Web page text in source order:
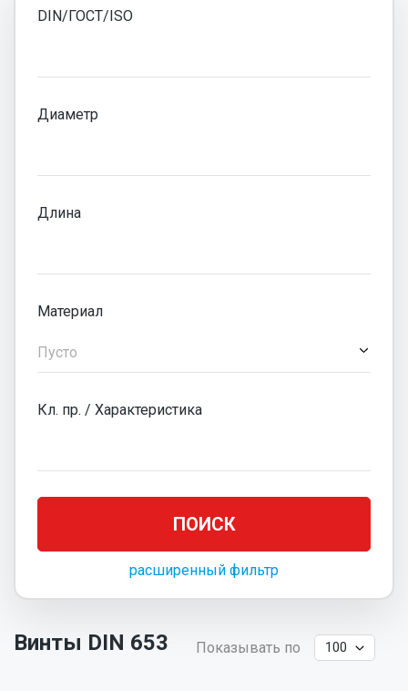
DIN/ГОСТ/ISO
Диаметр
Длина
Материал
Пусто
Кл. пр. / Характеристика
расширенный фильтр
Винты DIN 653 Показывать по